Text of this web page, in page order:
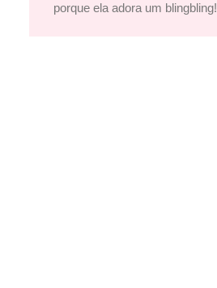
porque ela adora um blingbling!